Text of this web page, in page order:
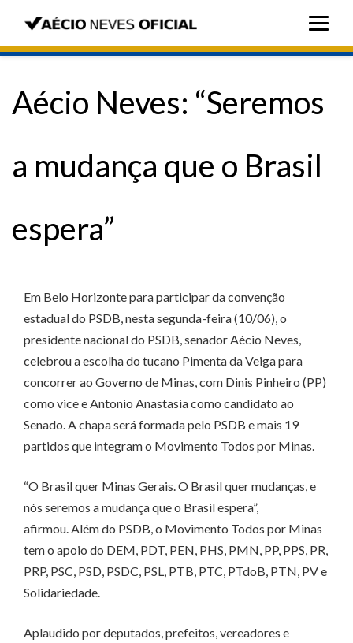
Aécio Neves: “Seremos
a mudança que o Brasil
espera”
Em Belo Horizonte para participar da convenção
estadual do PSDB, nesta segunda-feira (10/06), o
presidente nacional do PSDB, senador Aécio Neves,
celebrou a escolha do tucano Pimenta da Veiga para
concorrer ao Governo de Minas, com Dinis Pinheiro (PP)
como vice e Antonio Anastasia como candidato ao
Senado. A chapa será formada pelo PSDB e mais 19
partidos que integram o Movimento Todos por Minas.
“O Brasil quer Minas Gerais. O Brasil quer mudanças, e
nós seremos a mudança que o Brasil espera”,
afirmou. Além do PSDB, o Movimento Todos por Minas
tem o apoio do DEM, PDT, PEN, PHS, PMN, PP, PPS, PR,
PRP, PSC, PSD, PSDC, PSL, PTB, PTC, PTdoB, PTN, PV e
Solidariedade.
Aplaudido por deputados, prefeitos, vereadores e